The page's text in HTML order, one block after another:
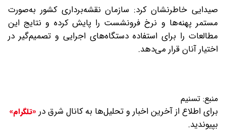
صیدایی خاطرنشان کرد: سازمان نقشه‌برداری کشور به‌صورت
مستمر پهنه‌ها و نرخ فرونشست را پایش کرده و نتایج این
مطالعات را برای استفاده دستگاه‌های اجرایی و تصمیم‌گیر در
اختیار آنان قرار می‌دهد.
منبع: تسنیم
برای اطلاع از آخرین اخبار و تحلیل‌ها به کانال شرق در «تلگرام»
بپیوندید.